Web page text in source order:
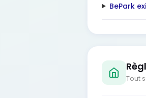
BePark
Tout